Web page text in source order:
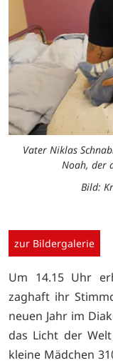
Vater Niklas
Noah, der
Bild:
zur Bildergalerie
Um 14.15 Uhr
zaghaft ihr
neuen Jahr im
das Licht der
kleine Mädchen